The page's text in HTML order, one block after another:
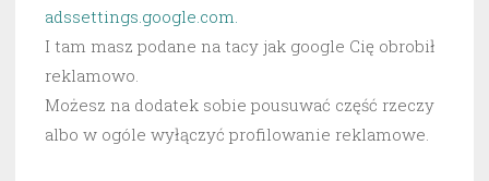
adssettings.google.com.
I tam masz podane na tacy jak google Cię obrobił
reklamowo.
Możesz na dodatek sobie pousuwać część rzeczy
albo w ogóle wyłączyć profilowanie reklamowe.